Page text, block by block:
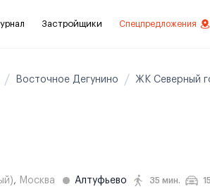
Застройщики Спецпредложения
Восточное Дегунино ЖК Северный
, Москва Алтуфьево 35 мин.